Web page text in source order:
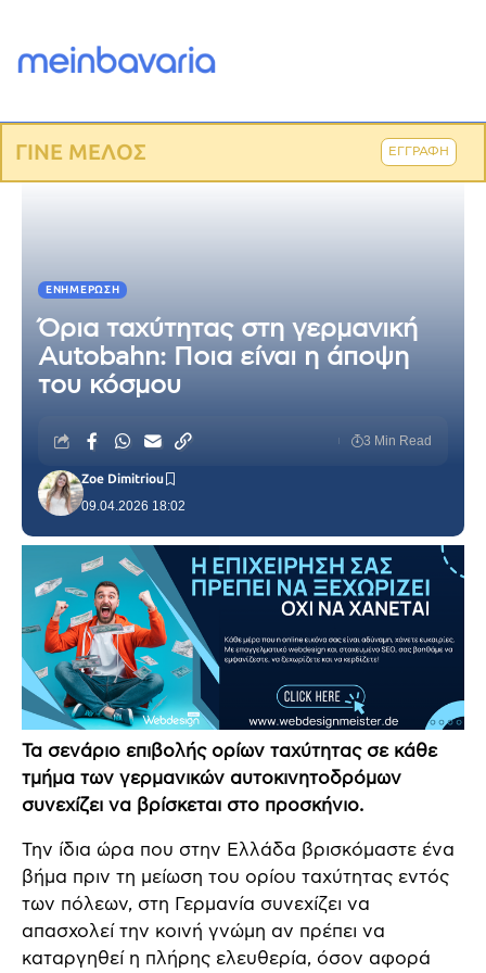
ΓΙΝΕ ΜΕΛΟΣ ΕΓΓΡΑΦΗ
ΕΝΗΜΈΡΩΣΗ
Όρια ταχύτητας στη γερμανική
Autobahn: Ποια είναι η άποψη
του κόσμου
09.04.2026 18:02
Zoe Dimitriou
3 Min Read
Τα σενάριο επιβολής ορίων ταχύτητας σε κάθε
τμήμα των γερμανικών αυτοκινητοδρόμων
συνεχίζει να βρίσκεται στο προσκήνιο.
Την ίδια ώρα που στην Ελλάδα βρισκόμαστε ένα
βήμα πριν τη μείωση του ορίου ταχύτητας εντός
των πόλεων, στη Γερμανία συνεχίζει να
απασχολεί την κοινή γνώμη αν πρέπει να
καταργηθεί η πλήρης ελευθερία, όσον αφορά